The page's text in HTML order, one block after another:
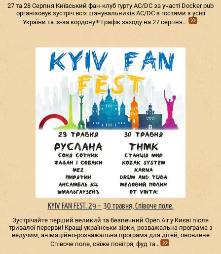
27 та 28 Серпня Київський фан-клуб гурту AC/DС за участі Docker pub
організовує зустріч всіх шанувальників AC/DС з гостями з усієї
України та із-за кордону!!! Графік заходу на 27 серпня…
KYIV FAN FEST. 29 – 30 травня, Співоче поле.
Зустрічайте перший великий та безпечний Open Air у Києві після
тривалої перерви! Кращі українськи зірки, розважальна програма з
ведучим, анімаційно-розважальна програма для дітей, оновлене
Співоче поле, свіже повітря, фуд та…